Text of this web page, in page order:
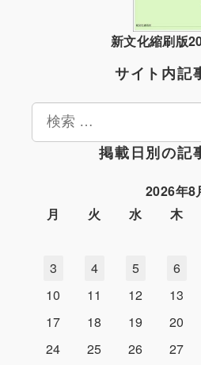
新文化縮刷版
サイト内記
検
掲載日別の記
2026年8
月
火 水 木
3
4 5 6
10
11 12 13
17
18 19 20
24
25 26 27